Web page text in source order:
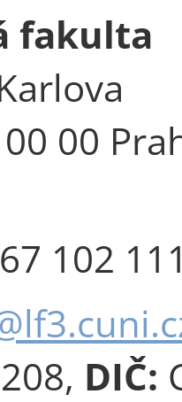
fakulta
00
102
DIČ: